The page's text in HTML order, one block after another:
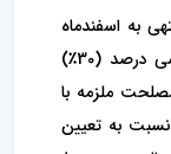
به اسفندماه
بر اساس اعلام مرکز آمار ایران، بیشتر از سی درصد (30٪)
ملزمه با
به تعیین